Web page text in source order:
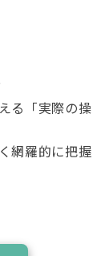
る「実際の操
網羅的に把握